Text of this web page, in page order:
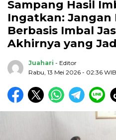
Sampang Hasil
Ingatkan: Jangan
Berbasis Imbal
Akhirnya yang
Juahari - Editor
Rabu, 13 Mei 2026 - 02:36 WIB